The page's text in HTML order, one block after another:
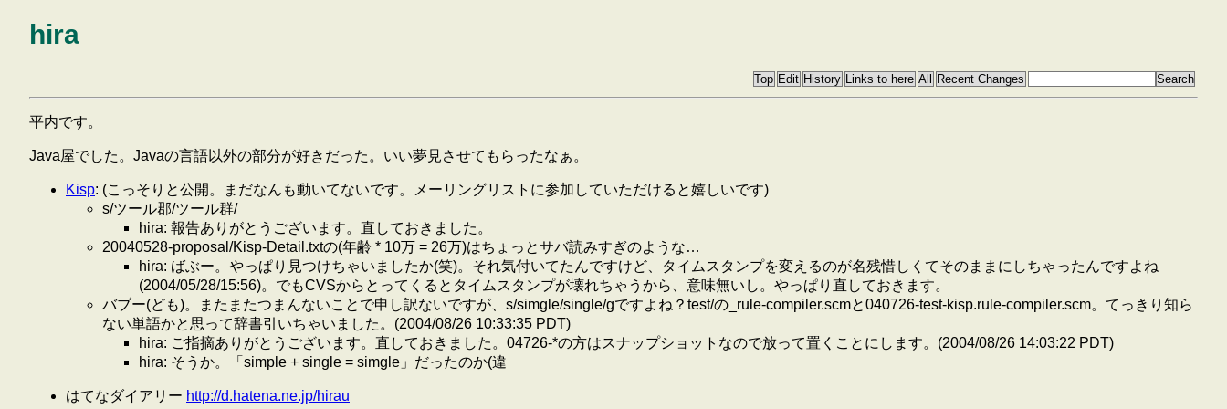
hira
平内です。
Java屋でした。Javaの言語以外の部分が好きだった。いい夢見させてもらったなぁ。
Kisp: (こっそりと公開。まだなんも動いてないです。メーリングリストに参加していただけると嬉しいです)
s/ツール郡/ツール群/
hira: 報告ありがとうございます。直しておきました。
20040528-proposal/Kisp-Detail.txtの(年齢 * 10万 = 26万)はちょっとサバ読みすぎのような…
hira: ばぶー。やっぱり見つけちゃいましたか(笑)。それ気付いてたんですけど、タイムスタンプを変えるのが名残惜しくてそのままにしちゃったんですよね
(2004/05/28/15:56)。でもCVSからとってくるとタイムスタンプが壊れちゃうから、意味無いし。やっぱり直しておきます。
バブー(ども)。またまたつまんないことで申し訳ないですが、s/simgle/single/gですよね？test/の_rule-compiler.scmと040726-test-kisp.rule-compiler.scm。てっきり知ら
ない単語かと思って辞書引いちゃいました。(2004/08/26 10:33:35 PDT)
hira: ご指摘ありがとうございます。直しておきました。04726-*の方はスナップショットなので放って置くことにします。(2004/08/26 14:03:22 PDT)
hira: そうか。「simple + single = simgle」だったのか(違
はてなダイアリー http://d.hatena.ne.jp/hirau